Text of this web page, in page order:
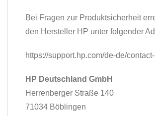
Bei Fragen zur Produktsicherheit
den Hersteller HP unter folgender
https://support.hp.com/de-de/
HP Deutschland GmbH
Herrenberger Straße 140
71034 Böblingen